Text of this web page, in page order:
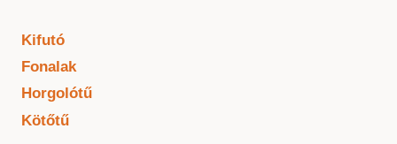
Kifutó
Fonalak
Horgolótű
Kötőtű